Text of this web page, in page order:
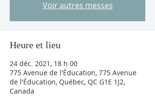
Voir autres messes
Heure et lieu
24 déc. 2021, 18 h 00
775 Avenue de l'Éducation, 775 Avenue
de l'Éducation, Québec, QC G1E 1J2,
Canada